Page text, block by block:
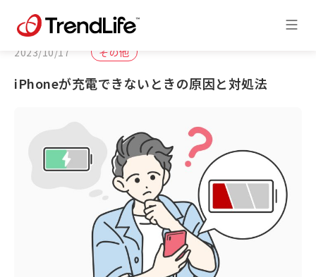
2023/10/17 その他
iPhoneが充電できないときの原因と対処法